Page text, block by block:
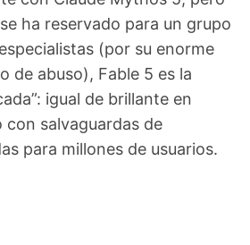
ha reservado para un grupo
(por su enorme
de abuso), Fable 5 es la
igual de brillante en
salvaguardas de
para millones de usuarios.